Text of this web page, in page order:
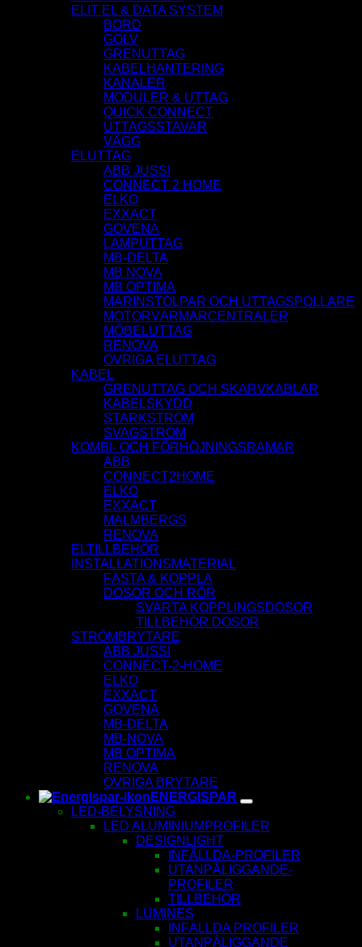
ELIT EL & DATA SYSTEM
BORD
GOLV
GRENUTTAG
KABELHANTERING
KANALER
MODULER & UTTAG
QUICK CONNECT
UTTAGSSTAVAR
VÄGG
ELUTTAG
ABB JUSSI
CONNECT 2 HOME
ELKO
EXXACT
GOVENA
LAMPUTTAG
MB-DELTA
MB NOVA
MB OPTIMA
MARINSTOLPAR OCH UTTAGSPOLLARE
MOTORVÄRMARCENTRALER
MÖBELUTTAG
RENOVA
ÖVRIGA ELUTTAG
KABEL
GRENUTTAG OCH SKARVKABLAR
KABELSKYDD
STARKSTRÖM
SVAGSTRÖM
KOMBI- OCH FÖRHÖJNINGSRAMAR
ABB
CONNECT2HOME
ELKO
EXXACT
MALMBERGS
RENOVA
ELTILLBEHÖR
INSTALLATIONSMATERIAL
FÄSTA & KOPPLA
DOSOR OCH RÖR
SVARTA KOPPLINGSDOSOR
TILLBEHÖR DOSOR
STRÖMBRYTARE
ABB JUSSI
CONNECT-2-HOME
ELKO
EXXACT
GOVENA
MB-DELTA
MB-NOVA
MB OPTIMA
RENOVA
ÖVRIGA BRYTARE
ENERGISPAR
LED-BELYSNING
LED ALUMINIUMPROFILER
DESIGNLIGHT
INFÄLLDA-PROFILER
UTANPÅLIGGANDE-
PROFILER
TILLBEHÖR
LUMINES
INFÄLLDA PROFILER
UTANPÅLIGGANDE